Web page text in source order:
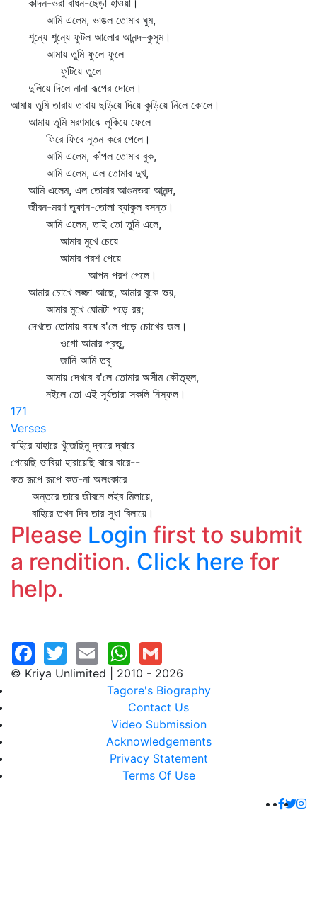
কাঁদন-ভরা বাঁধন-ছেঁড়া হাওয়া।
আমি এলেম, ভাঙল তোমার ঘুম,
শূন্যে শূন্যে ফুটল আলোর আনন্দ-কুসুম।
আমায় তুমি ফুলে ফুলে
ফুটিয়ে তুলে
দুলিয়ে দিলে নানা রূপের দোলে।
আমায় তুমি তারায় তারায় ছড়িয়ে দিয়ে কুড়িয়ে নিলে কোলে।
আমায় তুমি মরণমাঝে লুকিয়ে ফেলে
ফিরে ফিরে নূতন করে পেলে।
আমি এলেম, কাঁপল তোমার বুক,
আমি এলেম, এল তোমার দুখ,
আমি এলেম, এল তোমার আগুনভরা আনন্দ,
জীবন-মরণ তুফান-তোলা ব্যাকুল বসন্ত।
আমি এলেম, তাই তো তুমি এলে,
আমার মুখে চেয়ে
আমার পরশ পেয়ে
আপন পরশ পেলে।
আমার চোখে লজ্জা আছে, আমার বুকে ভয়,
আমার মুখে ঘোমটা পড়ে রয়;
দেখতে তোমায় বাধে ব'লে পড়ে চোখের জল।
ওগো আমার প্রভু,
জানি আমি তবু
আমায় দেখবে ব'লে তোমার অসীম কৌতূহল,
নইলে তো এই সূর্যতারা সকলি নিস্ফল।
171
Verses
বাহিরে যাহারে খুঁজেছিনু দ্বারে দ্বারে
পেয়েছি ভাবিয়া হারায়েছি বারে বারে--
কত রূপে রূপে কত-না অলংকারে
অন্তরে তারে জীবনে লইব মিলায়ে,
বাহিরে তখন দিব তার সুধা বিলায়ে।
Please Login first to submit
a rendition. Click here for
help.
© Kriya Unlimited | 2010 - 2026
Tagore's Biography
Contact Us
Video Submission
Acknowledgements
Privacy Statement
Terms Of Use